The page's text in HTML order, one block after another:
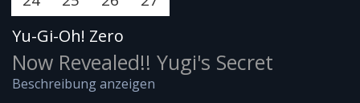
Yu-Gi-Oh! Zero
Now Revealed!! Yugi's Secret
Beschreibung anzeigen